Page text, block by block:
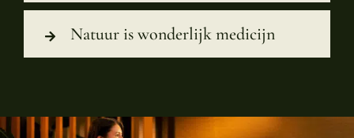
Natuur is wonderlijk medicijn